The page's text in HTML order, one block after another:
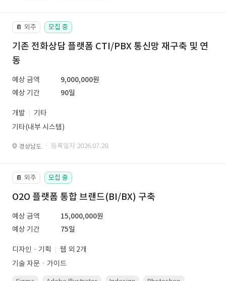
📔 외주 모집 중
기존 전화상담 플랫폼 CTI/PBX 통신망 재구축 및 연
동
예상 금액
9,000,000원
예상 기간
90일
개발
기타
기타(내부 시스템)
경상남도 · 등록일자 2026.07.28.
📔 외주 모집 중
O2O 플랫폼 통합 브랜드(BI/BX) 구축
예상 금액
15,000,000원
예상 기간
75일
디자인 · 기획
웹 외 2개
기술 자문ㆍ가이드